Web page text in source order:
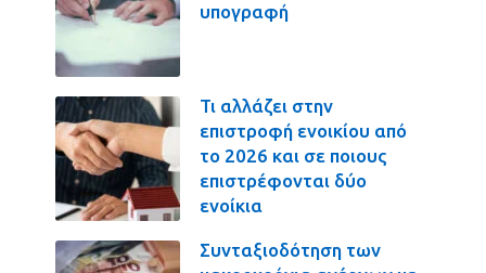
υπογραφή
Τι αλλάζει στην
επιστροφή ενοικίου από
το 2026 και σε ποιους
επιστρέφονται δύο
ενοίκια
Συνταξιοδότηση των